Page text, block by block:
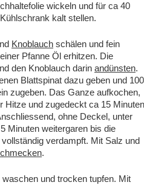
wickeln und für ca 40
kalt stellen.
Knoblauch schälen und fein
Pfanne Öl erhitzen. Die
den Knoblauch darin andünsten.
Blattspinat dazu geben und 100
zugeben. Das Ganze aufkochen,
Hitze und zugedeckt ca 15 Minuten
ohne Deckel, unter
Minuten weitergaren bis die
verdampft. Mit Salz und
.
und trocken tupfen. Mit